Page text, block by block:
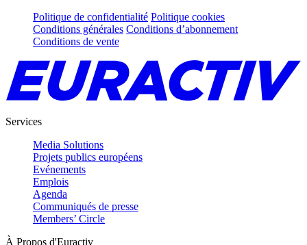
Politique de confidentialité Politique cookies
Conditions générales Conditions d’abonnement
Conditions de vente
Services
Media Solutions
Projets publics européens
Evénements
Emplois
Agenda
Communiqués de presse
Members’ Circle
À Propos d'Euractiv